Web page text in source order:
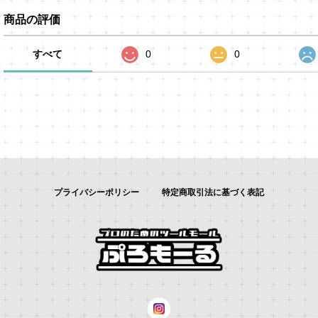
商品の評価
すべて 0 0
プライバシーポリシー 特定商取引法に基づく表記